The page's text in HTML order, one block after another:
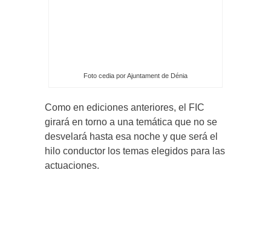
Foto cedia por Ajuntament de Dénia
Como en ediciones anteriores, el FIC
girará en torno a una temática que no se
desvelará hasta esa noche y que será el
hilo conductor los temas elegidos para las
actuaciones.